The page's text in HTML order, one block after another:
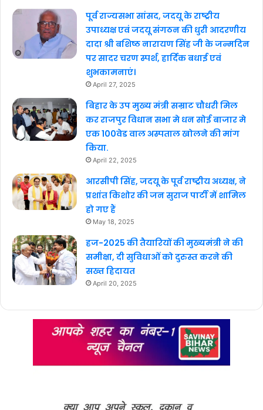
पूर्व राज्यसभा सांसद, जदयू के राष्ट्रीय
उपाध्यक्ष एवं जदयू संगठन की धुरी आदरणीय
दादा श्री बशिष्ठ नारायण सिंह जी के जन्मदिन
पर सादर चरण स्पर्श, हार्दिक बधाई एवं
शुभकामनाएं।
April 27, 2025
बिहार के उप मुख्य मंत्री सम्राट चौधरी मिल
कर राजपुर विधान सभा मे धन सोई बाजार मे
एक 100वेड वाल अस्पताल खोलने की मांग
किया.
April 22, 2025
आरसीपी सिंह, जदयू के पूर्व राष्ट्रीय अध्यक्ष, ने
प्रशांत किशोर की जन सुराज पार्टी में शामिल
हो गए हैं
May 18, 2025
हज-2025 की तैयारियों की मुख्यमंत्री ने की
समीक्षा, दी सुविधाओं को दुरुस्त करने की
सख्त हिदायत
April 20, 2025